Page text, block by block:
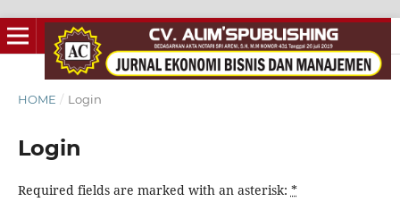
HOME / Login
Login
Required fields are marked with an asterisk: *